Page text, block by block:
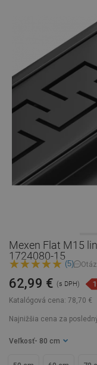
Mexen Flat M15
1724080-15
(5)
Katalógová cena: 78,70 €
62,99 € (s DPH)
Najnižšia cena za
Veľkosť - 80 cm